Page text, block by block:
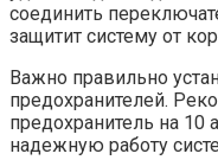
соединить
защитит систему от
Важно правильно
предохранителей.
предохранитель на 10
надежную работу